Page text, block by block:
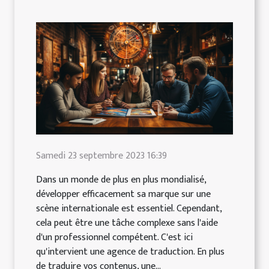
Samedi 23 septembre 2023 16:39
Dans un monde de plus en plus mondialisé,
développer efficacement sa marque sur une
scène internationale est essentiel. Cependant,
cela peut être une tâche complexe sans l'aide
d'un professionnel compétent. C'est ici
qu'intervient une agence de traduction. En plus